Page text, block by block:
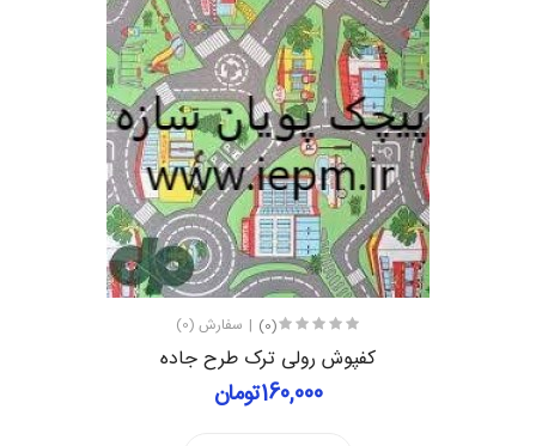
(0) سفارش (0)
کفپوش رولی ترک طرح جاده
160,000تومان